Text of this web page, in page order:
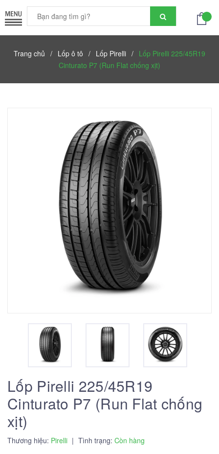
Trang chủ / Lốp ô tô / Lốp Pirelli / Lốp Pirelli 225/45R19
Cinturato P7 (Run Flat chống xịt)
Lốp Pirelli 225/45R19
Cinturato P7 (Run Flat chống
xịt)
Thương hiệu: Pirelli | Tình trạng: Còn hàng